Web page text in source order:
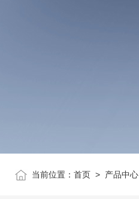
当前位置： 首页 > 产品中心